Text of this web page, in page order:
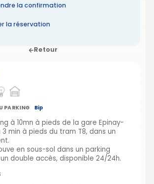
la confirmation
la réservation
Retour
PARKING Bip
à 10mn à pieds de la gare Epinay-
min à pieds du tram T8, dans un
en sous-sol dans un parking
double accès, disponible 24/24h.